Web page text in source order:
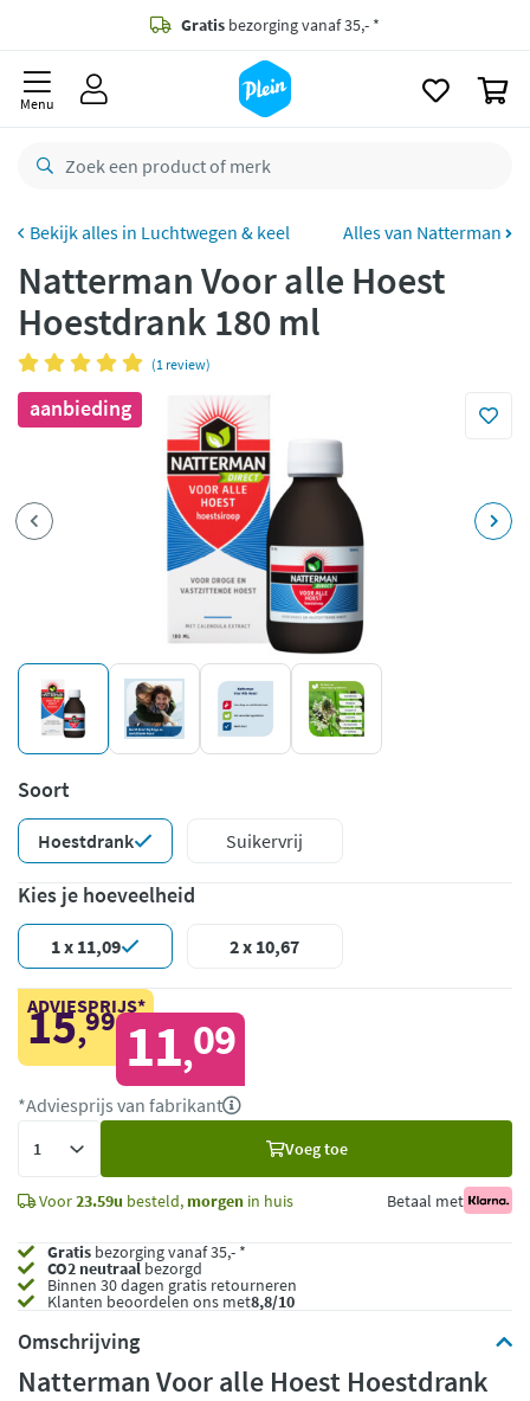
Gratis bezorging vanaf 35,- *
besteld,
retourneren
CO2 neutraal bezorgd
Betaal met Klarna
Menu
Luchtwegen & keel Alles van Natterman
Natterman Voor alle Hoest
Hoestdrank 180 ml
(1 review)
aanbieding
Soort
Hoestdrank Suikervrij
Kies je hoeveelheid
1 x 11,09 2 x 10,67
ADVIESPRIJS*
15,99 11,09
*Adviesprijs van fabrikant
Voeg toe
Voor23.59u besteld, morgen in huis Betaal met
Gratis bezorging vanaf 35,- *
CO2 neutraalbezorgd
Binnen 30 dagen gratis retourneren
Klanten beoordelen ons met8,8/10
Omschrijving
Natterman Voor alle Hoest Hoestdrank